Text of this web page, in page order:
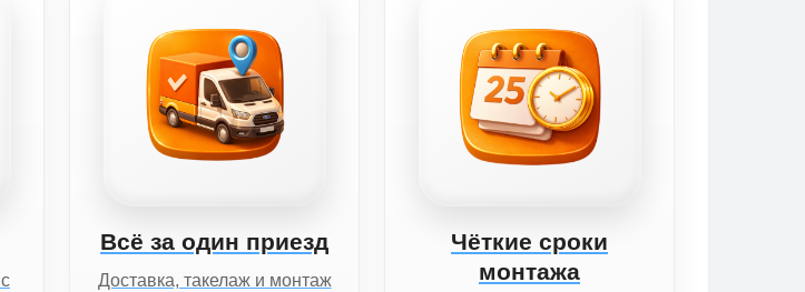
Всё за один приезд
Доставка, такелаж и монтаж
Чёткие сроки
монтажа